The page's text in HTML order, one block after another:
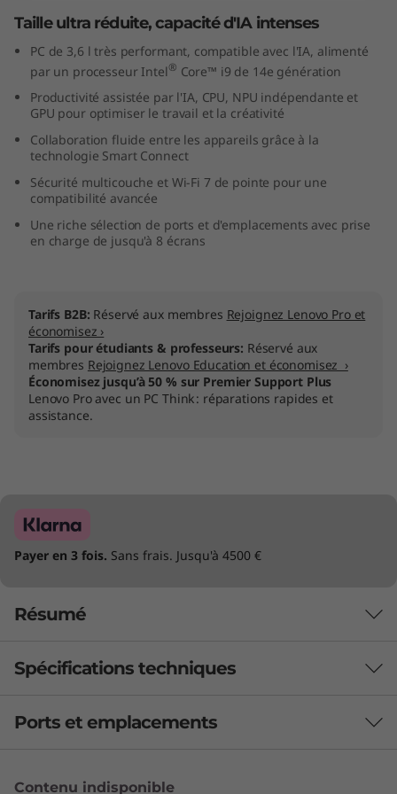
n
e
Taille ultra réduite, capacité d'IA intenses
PC de 3,6 l très performant, compatible avec l'IA, alimenté
par un processeur Intel® Core™ i9 de 14e génération
Productivité assistée par l'IA, CPU, NPU indépendante et
GPU pour optimiser le travail et la créativité
Collaboration fluide entre les appareils grâce à la
technologie Smart Connect
Sécurité multicouche et Wi-Fi 7 de pointe pour une
compatibilité avancée
Une riche sélection de ports et d'emplacements avec prise
en charge de jusqu'à 8 écrans
Tarifs B2B: Réservé aux membres Rejoignez Lenovo Pro et
économisez ›
Tarifs pour étudiants & professeurs: Réservé aux
membres Rejoignez Lenovo Education et économisez ›
Économisez jusqu’à 50 % sur Premier Support Plus
Lenovo Pro avec un PC Think : réparations rapides et
assistance.
Payer en 3 fois. Sans frais. Jusqu'à 4500 €
Résumé
Sleek AI PC for
Serious Workloads
Spécifications techniques
PERFORMANCES
Ports et emplacements
Contenu indisponible